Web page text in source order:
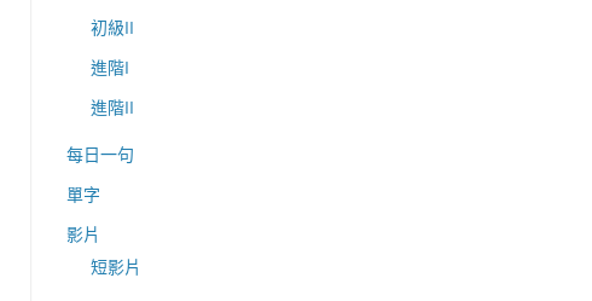
初級II
進階I
進階II
每日一句
單字
影片
短影片